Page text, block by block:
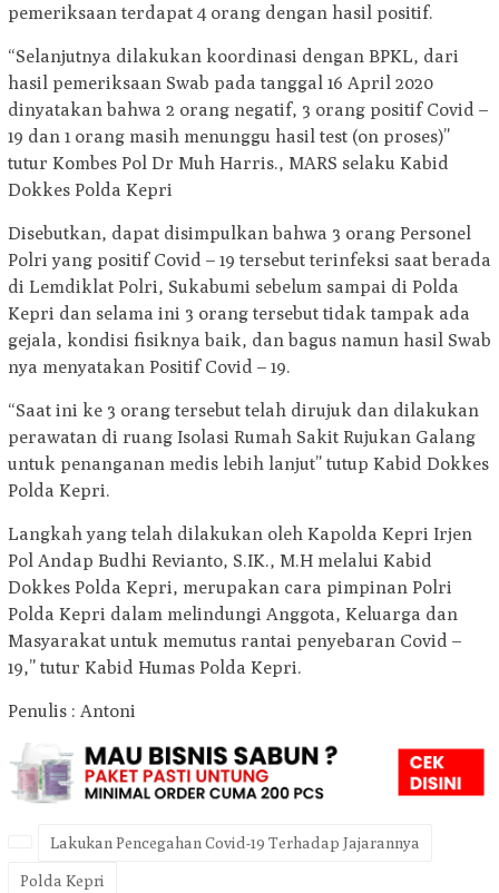
pemeriksaan terdapat 4 orang dengan hasil positif.
“Selanjutnya dilakukan koordinasi dengan BPKL, dari
hasil pemeriksaan Swab pada tanggal 16 April 2020
dinyatakan bahwa 2 orang negatif, 3 orang positif Covid –
19 dan 1 orang masih menunggu hasil test (on proses)”
tutur Kombes Pol Dr Muh Harris., MARS selaku Kabid
Dokkes Polda Kepri
Disebutkan, dapat disimpulkan bahwa 3 orang Personel
Polri yang positif Covid – 19 tersebut terinfeksi saat berada
di Lemdiklat Polri, Sukabumi sebelum sampai di Polda
Kepri dan selama ini 3 orang tersebut tidak tampak ada
gejala, kondisi fisiknya baik, dan bagus namun hasil Swab
nya menyatakan Positif Covid – 19.
“Saat ini ke 3 orang tersebut telah dirujuk dan dilakukan
perawatan di ruang Isolasi Rumah Sakit Rujukan Galang
untuk penanganan medis lebih lanjut” tutup Kabid Dokkes
Polda Kepri.
Langkah yang telah dilakukan oleh Kapolda Kepri Irjen
Pol Andap Budhi Revianto, S.IK., M.H melalui Kabid
Dokkes Polda Kepri, merupakan cara pimpinan Polri
Polda Kepri dalam melindungi Anggota, Keluarga dan
Masyarakat untuk memutus rantai penyebaran Covid –
19,” tutur Kabid Humas Polda Kepri.
Penulis : Antoni
Lakukan Pencegahan Covid-19 Terhadap Jajarannya
Polda Kepri